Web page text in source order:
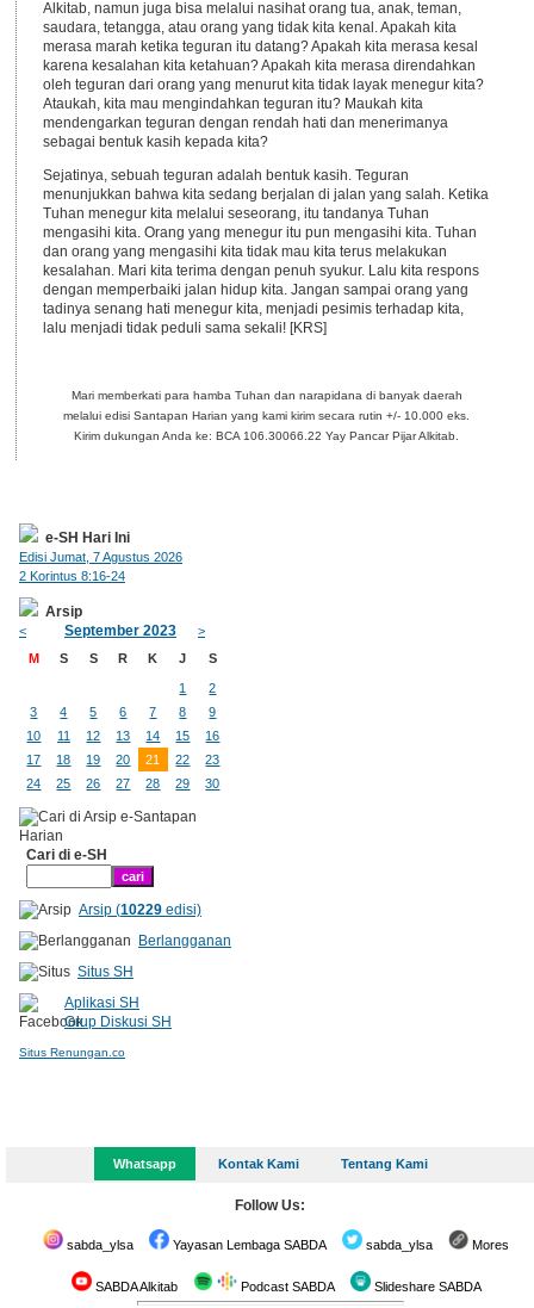
Alkitab, namun juga bisa melalui nasihat orang tua, anak, teman,
saudara, tetangga, atau orang yang tidak kita kenal. Apakah kita
merasa marah ketika teguran itu datang? Apakah kita merasa kesal
karena kesalahan kita ketahuan? Apakah kita merasa direndahkan
oleh teguran dari orang yang menurut kita tidak layak menegur kita?
Ataukah, kita mau mengindahkan teguran itu? Maukah kita
mendengarkan teguran dengan rendah hati dan menerimanya
sebagai bentuk kasih kepada kita?
Sejatinya, sebuah teguran adalah bentuk kasih. Teguran
menunjukkan bahwa kita sedang berjalan di jalan yang salah. Ketika
Tuhan menegur kita melalui seseorang, itu tandanya Tuhan
mengasihi kita. Orang yang menegur itu pun mengasihi kita. Tuhan
dan orang yang mengasihi kita tidak mau kita terus melakukan
kesalahan. Mari kita terima dengan penuh syukur. Lalu kita respons
dengan memperbaiki jalan hidup kita. Jangan sampai orang yang
tadinya senang hati menegur kita, menjadi pesimis terhadap kita,
lalu menjadi tidak peduli sama sekali! [KRS]
Mari memberkati para hamba Tuhan dan narapidana di banyak daerah
melalui edisi Santapan Harian yang kami kirim secara rutin +/- 10.000 eks.
Kirim dukungan Anda ke: BCA 106.30066.22 Yay Pancar Pijar Alkitab.
e-SH Hari Ini
Edisi Jumat, 7 Agustus 2026
2 Korintus 8:16-24
Arsip
< September 2023
>
M
S S R K J S
1
2
3
4 5 6 7 8
9
10
11 12 13 14 15
16
17
18 19 20 21 22
23
24
25 26 27 28 29 30
Cari di e-SH
Arsip (10229edisi)
Berlangganan
Situs SH
Aplikasi SH
Grup Diskusi SH
Situs Renungan.co
Whatsapp Kontak Kami Tentang Kami
Follow Us:
sabda_ylsa Yayasan Lembaga SABDA sabda_ylsa Mores
SABDA Alkitab Podcast SABDA Slideshare SABDA